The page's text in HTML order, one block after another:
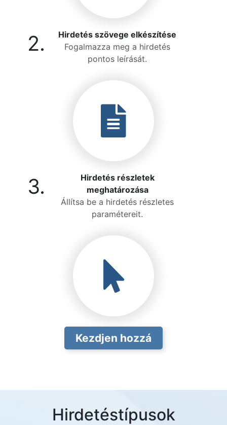
2.
Hirdetés szövege elkészítése
Fogalmazza meg a hirdetés
pontos leírását.
3.
Hirdetés részletek
meghatározása
Állítsa be a hirdetés részletes
paramétereit.
Kezdjen hozzá
Hirdetéstípusok